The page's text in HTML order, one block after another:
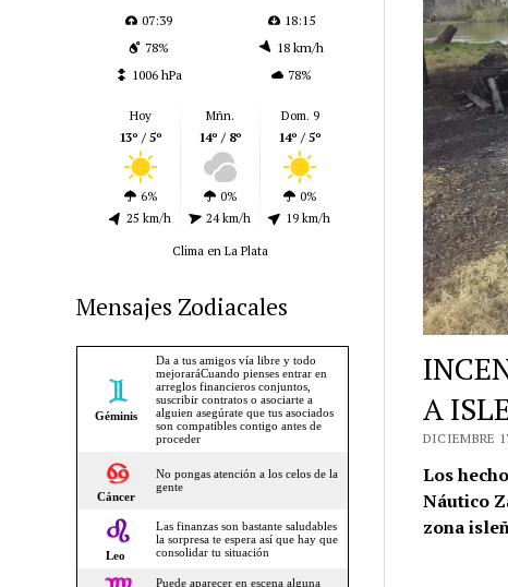
07:39
18:15
78%
18 km/h
1006 hPa
78%
Hoy
13º / 5º
6%
25 km/h
Mñn.
14º / 8º
0%
24 km/h
Dom. 9
14º / 5º
0%
19 km/h
Clima en La Plata
Mensajes Zodiacales
A
DICIEMBRE
Los
Náutico
zona